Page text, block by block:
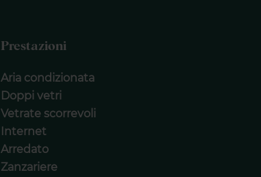
Prestazioni
Aria condizionata
Doppi vetri
Vetrate scorrevoli
Internet
Arredato
Zanzariere